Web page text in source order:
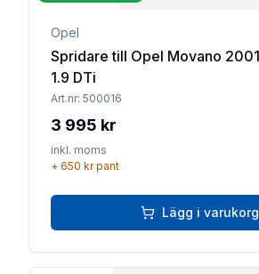
Opel
Spridare till Opel Movano 2001/10-2010/12
1.9 DTi
Art.nr: 500016
3 995 kr
inkl. moms
+ 650 krpant
Lägg i varukorg